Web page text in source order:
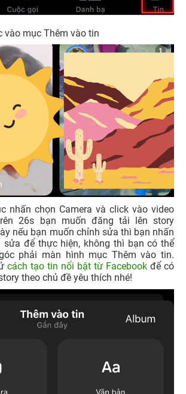
vào mục Thêm vào tin
nhấn chọn Camera và click vào video
26s bạn muốn đăng tải lên story
nếu bạn muốn chỉnh sửa thì bạn nhấn
sửa để thực hiện, không thì bạn có thể
phải màn hình mục Thêm vào tin.
cách tạo tin nổi bật từ Facebook để có
theo chủ đề yêu thích nhé!